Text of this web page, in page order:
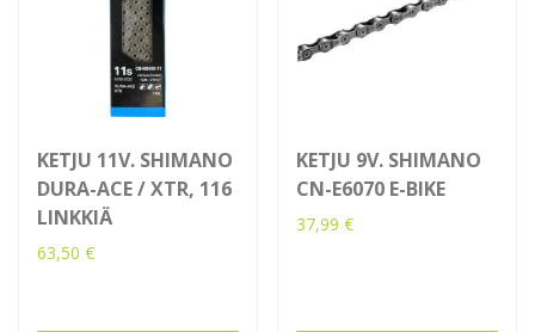
KETJU 11V. SHIMANO
DURA-ACE / XTR, 116
LINKKIÄ
63,50 €
KETJU 9V. SHIMANO
CN-E6070 E-BIKE
37,99€